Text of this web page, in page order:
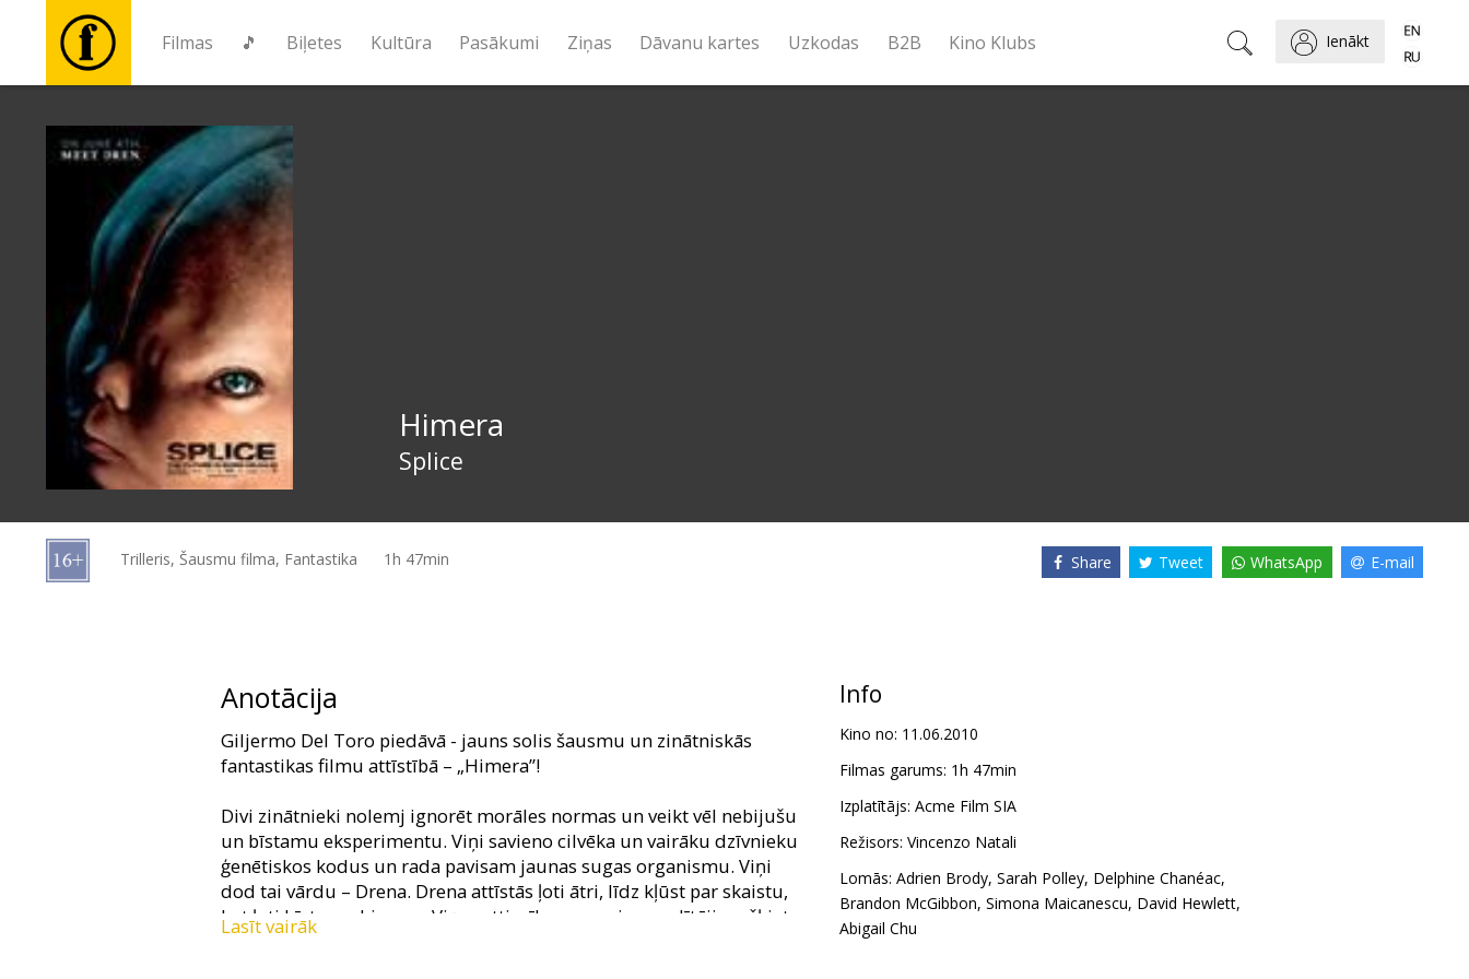
Filmas 🎵 Biļetes Kultūra Pasākumi Ziņas Dāvanu kartes Uzkodas B2B Kino Klubs Ienākt
Biļetes
Kultūra
Pasākumi
Ziņas
kartes
Himera
Splice
Trilleris, Šausmu filma, Fantastika 1h 47min Share Tweet WhatsApp E-mail
Anotācija
Giljermo Del Toro piedāvā - jauns solis šausmu un zinātniskās
fantastikas filmu attīstībā – „Himera”!
Divi zinātnieki nolemj ignorēt morāles normas un veikt vēl nebijušu
un bīstamu eksperimentu. Viņi savieno cilvēka un vairāku dzīvnieku
ģenētiskos kodus un rada pavisam jaunas sugas organismu. Viņi
dod tai vārdu – Drena. Drena attīstās ļoti ātri, līdz kļūst par skaistu,
bet ļoti bīstamu himeru. Viņas attiecības ar saviem radītājiem šķiet
stipras un skaistas, taču tikai līdz kādam brīdim...
Lasīt vairāk
Info
Kino no: 11.06.2010
Filmas garums: 1h 47min
Izplatītājs: Acme Film SIA
Režisors: Vincenzo Natali
Lomās: Adrien Brody, Sarah Polley, Delphine Chanéac,
Brandon McGibbon, Simona Maicanescu, David Hewlett,
Abigail Chu